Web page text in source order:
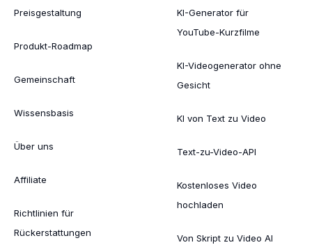
Preisgestaltung
Produkt-Roadmap
Gemeinschaft
Wissensbasis
Über uns
Affiliate
Richtlinien für
Rückerstattungen
KI-Generator für
YouTube-Kurzfilme
KI-Videogenerator ohne
Gesicht
KI von Text zu Video
Text-zu-Video-API
Kostenloses Video
hochladen
Von Skript zu Video AI